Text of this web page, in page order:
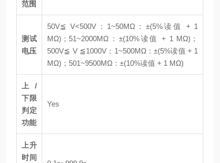
范围
测试
电压
50V≦ V<500V：1~50MΩ：±(5%读值 + 1
MΩ)；51~2000MΩ：±(10%读值 + 1 MΩ)；
500V≦ V ≦1000V：1~500MΩ：±(5%读值 + 1
MΩ)；501~9500MΩ：±(10%读值 + 1 MΩ)
上/
下限
判定
功能
Yes
上升
时间